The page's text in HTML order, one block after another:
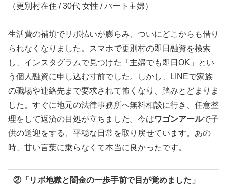
（更別村在住 / 30代 女性 / パート主婦）
生活費の補填でリボ払いが膨らみ、ついにどこからも借り
られなくなりました。スマホで更別村の即日融資を検索
し、インスタグラムで見つけた「主婦でも即日OK」とい
う個人融資に申し込む寸前でした。しかし、LINEで家族
の職場や連絡先まで要求されて怖くなり、踏みとどまりま
した。すぐに地元の法律事務所へ無料相談に行き、任意整
理をして返済の目処が立ちました。今はワゴンアールで子
供の送迎をする、平穏な日常を取り戻せています。あの
時、甘い言葉に乗らなくて本当に良かったです。
②「リボ地獄と闇金の一歩手前で目が覚めました」